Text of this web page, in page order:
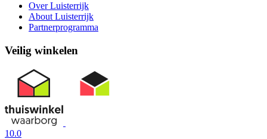
Over Luisterrijk
About Luisterrijk
Partnerprogramma
Veilig winkelen
10.0